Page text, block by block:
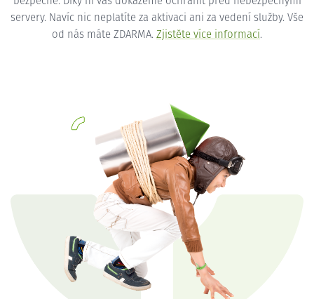
servery. Navíc nic neplatíte za aktivaci ani za vedení služby. Vše
od nás máte ZDARMA. Zjistěte více informací.